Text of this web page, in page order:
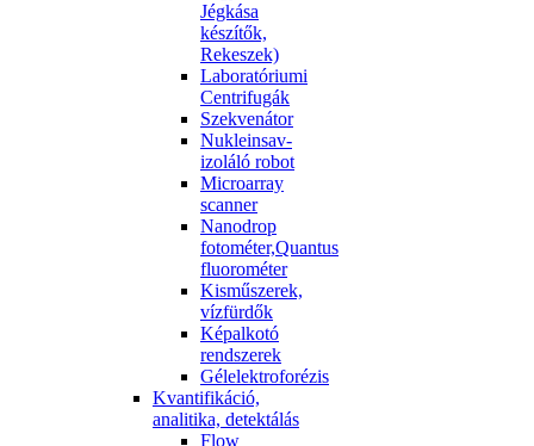
Jégkása
készítők,
Rekeszek)
Laboratóriumi
Centrifugák
Szekvenátor
Nukleinsav-
izoláló robot
Microarray
scanner
Nanodrop
fotométer,Quantus
fluorométer
Kisműszerek,
vízfürdők
Képalkotó
rendszerek
Gélelektroforézis
Kvantifikáció,
analitika, detektálás
Flow